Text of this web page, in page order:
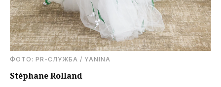
ФОТО: PR-СЛУЖБА / YANINA
Stéphane Rolland